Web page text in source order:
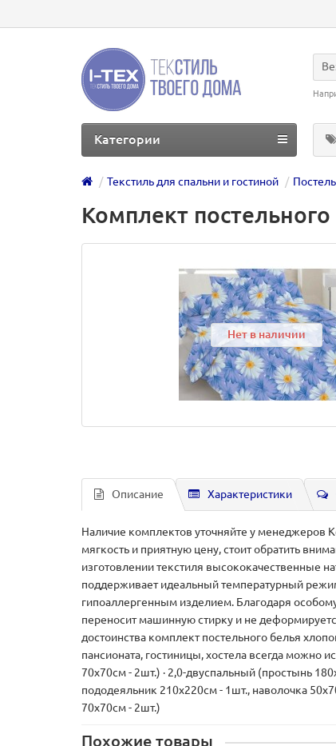
Категории
Текстиль для спальни и гостиной
Комплект
Нет в наличии
Описание Характеристики
Наличие комплектов уточняйте у менеджеров
мягкость и приятную цену, стоит обратить
изготовлении текстиля высококачественные
поддерживает идеальный температурный
гипоаллергенным изделием. Благодаря
переносит машинную стирку и не
достоинства комплект постельного белья
пансионата, гостиницы, хостела всегда можно
70х70см - 2шт.) · 2,0-двуспальный (простынь
пододеяльник 210х220см - 1шт., наволочка
70х70см - 2шт.)
Похожие товары